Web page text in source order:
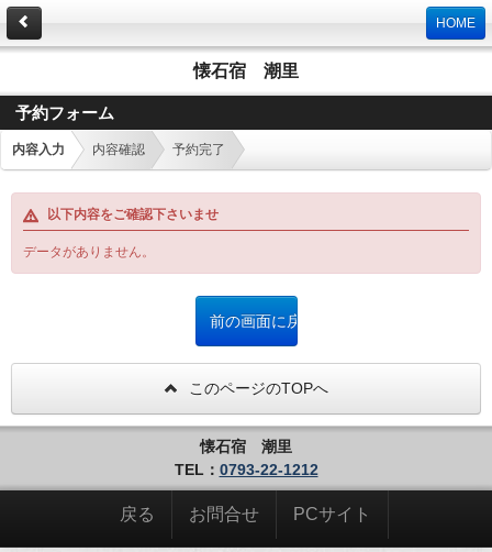
HOME
懐石宿 潮里
予約フォーム
内容入力 内容確認 予約完了
以下内容をご確認下さいませ
データがありません。
このページのTOPへ
懐石宿 潮里
TEL： 0793-22-1212
戻る お問合せ PCサイト